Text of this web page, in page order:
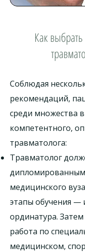
Как
Соблюдая
рекомендаций,
среди множества
компетентного,
травматолога:
Травматолог
медицинского
этапы обучения —
ординатура. Затем
работа по
медицинском,